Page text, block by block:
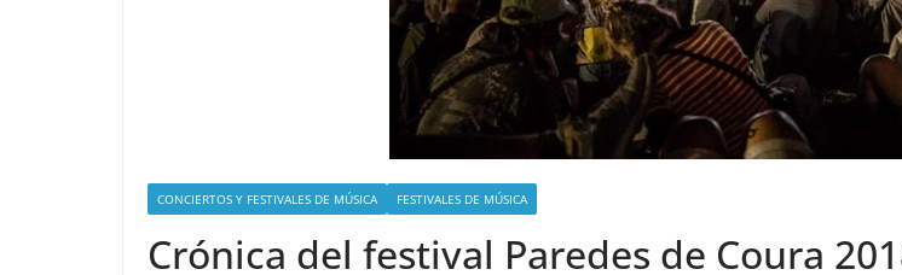
CONCIERTOS Y FESTIVALES DE MÚSICA FESTIVALES DE MÚSICA
Crónica del festival Paredes de Coura